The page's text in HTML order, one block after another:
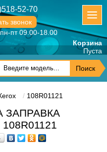
52-70
звонок
пт 09.00-18.00
Корзина
Пуста
108R01121
ЗАПРАВКА